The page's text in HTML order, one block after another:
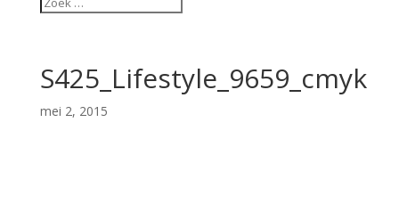
S425_Lifestyle_9659_cmyk
mei 2, 2015